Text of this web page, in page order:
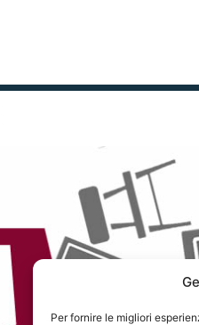
Per fornire le migliori